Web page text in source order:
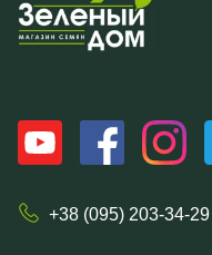
+38 (095) 203-34-29